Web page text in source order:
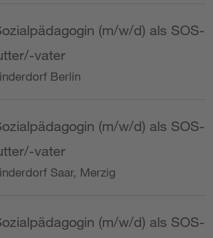
(m/w/d) als SOS-
vater
Berlin
(m/w/d) als SOS-
vater
Saar, Merzig
(m/w/d) als SOS-